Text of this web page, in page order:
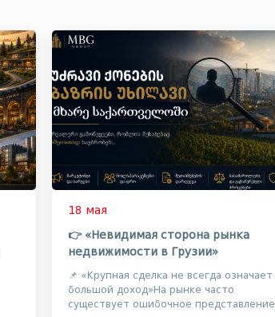
18 мая
👉 «Невидимая сторона рынка
недвижимости в Грузии»
📌 «Крупная сделка не всегда означает
большой доход»На рынке часто
существует ошибочное представление